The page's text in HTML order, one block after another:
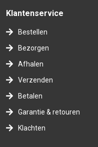
Klantenservice
Bestellen
Bezorgen
Afhalen
Verzenden
Betalen
Garantie & retouren
Klachten